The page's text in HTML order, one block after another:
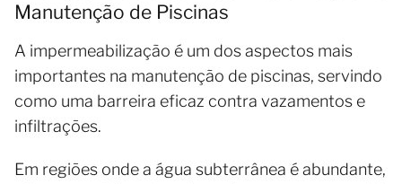
Manutenção de Piscinas
A impermeabilização é um dos aspectos mais
importantes na manutenção de piscinas, servindo
como uma barreira eficaz contra vazamentos e
infiltrações.
Em regiões onde a água subterrânea é abundante,